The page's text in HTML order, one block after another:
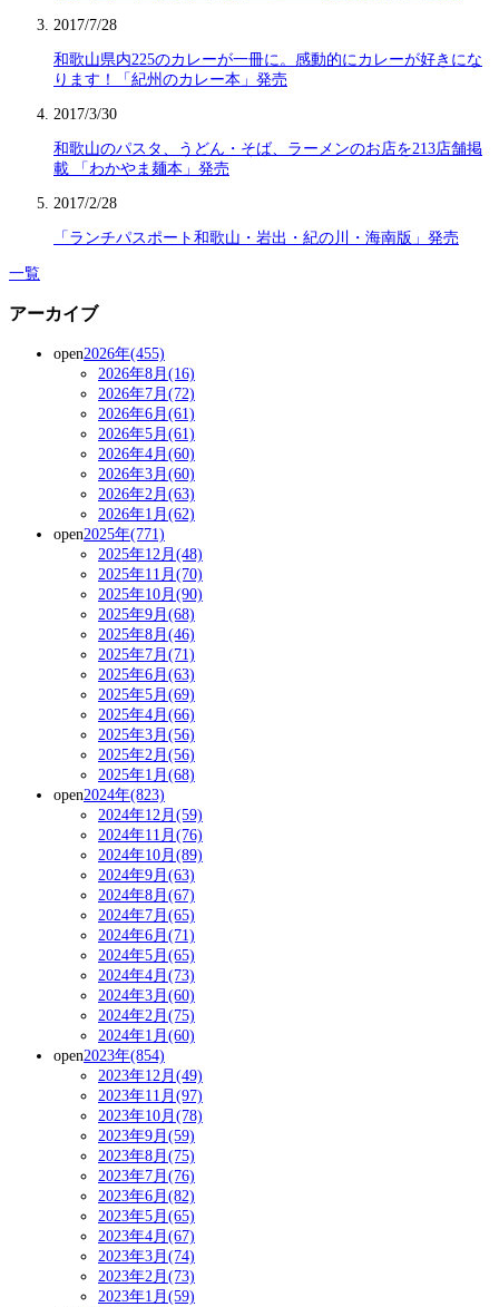
2017/7/28
和歌山県内225のカレーが一冊に。感動的にカレーが好きにな
ります！「紀州のカレー本」発売
2017/3/30
和歌山のパスタ、うどん・そば、ラーメンのお店を213店舗掲
載 「わかやま麺本」発売
2017/2/28
「ランチパスポート和歌山・岩出・紀の川・海南版」発売
一覧
アーカイブ
open2026年(455)
2026年8月(16)
2026年7月(72)
2026年6月(61)
2026年5月(61)
2026年4月(60)
2026年3月(60)
2026年2月(63)
2026年1月(62)
open2025年(771)
2025年12月(48)
2025年11月(70)
2025年10月(90)
2025年9月(68)
2025年8月(46)
2025年7月(71)
2025年6月(63)
2025年5月(69)
2025年4月(66)
2025年3月(56)
2025年2月(56)
2025年1月(68)
open2024年(823)
2024年12月(59)
2024年11月(76)
2024年10月(89)
2024年9月(63)
2024年8月(67)
2024年7月(65)
2024年6月(71)
2024年5月(65)
2024年4月(73)
2024年3月(60)
2024年2月(75)
2024年1月(60)
open2023年(854)
2023年12月(49)
2023年11月(97)
2023年10月(78)
2023年9月(59)
2023年8月(75)
2023年7月(76)
2023年6月(82)
2023年5月(65)
2023年4月(67)
2023年3月(74)
2023年2月(73)
2023年1月(59)